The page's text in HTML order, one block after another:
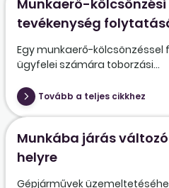
Munkaerő-
tevékenység
Egy munkaerő-
ügyfelei számára toborzási...
Tovább a teljes cikkhez
Munkába járás
helyre
Gépjárművek